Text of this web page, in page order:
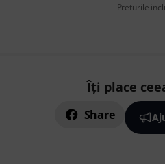
Preturile
Îți place
Share